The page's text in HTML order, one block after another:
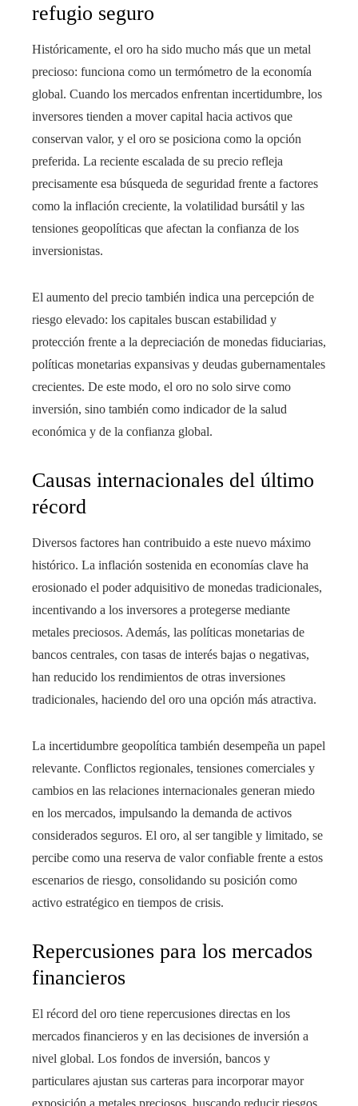
refugio seguro
Históricamente, el oro ha sido mucho más que un metal
precioso: funciona como un termómetro de la economía
global. Cuando los mercados enfrentan incertidumbre, los
inversores tienden a mover capital hacia activos que
conservan valor, y el oro se posiciona como la opción
preferida. La reciente escalada de su precio refleja
precisamente esa búsqueda de seguridad frente a factores
como la inflación creciente, la volatilidad bursátil y las
tensiones geopolíticas que afectan la confianza de los
inversionistas.
El aumento del precio también indica una percepción de
riesgo elevado: los capitales buscan estabilidad y
protección frente a la depreciación de monedas fiduciarias,
políticas monetarias expansivas y deudas gubernamentales
crecientes. De este modo, el oro no solo sirve como
inversión, sino también como indicador de la salud
económica y de la confianza global.
Causas internacionales del último
récord
Diversos factores han contribuido a este nuevo máximo
histórico. La inflación sostenida en economías clave ha
erosionado el poder adquisitivo de monedas tradicionales,
incentivando a los inversores a protegerse mediante
metales preciosos. Además, las políticas monetarias de
bancos centrales, con tasas de interés bajas o negativas,
han reducido los rendimientos de otras inversiones
tradicionales, haciendo del oro una opción más atractiva.
La incertidumbre geopolítica también desempeña un papel
relevante. Conflictos regionales, tensiones comerciales y
cambios en las relaciones internacionales generan miedo
en los mercados, impulsando la demanda de activos
considerados seguros. El oro, al ser tangible y limitado, se
percibe como una reserva de valor confiable frente a estos
escenarios de riesgo, consolidando su posición como
activo estratégico en tiempos de crisis.
Repercusiones para los mercados
financieros
El récord del oro tiene repercusiones directas en los
mercados financieros y en las decisiones de inversión a
nivel global. Los fondos de inversión, bancos y
particulares ajustan sus carteras para incorporar mayor
exposición a metales preciosos, buscando reducir riesgos